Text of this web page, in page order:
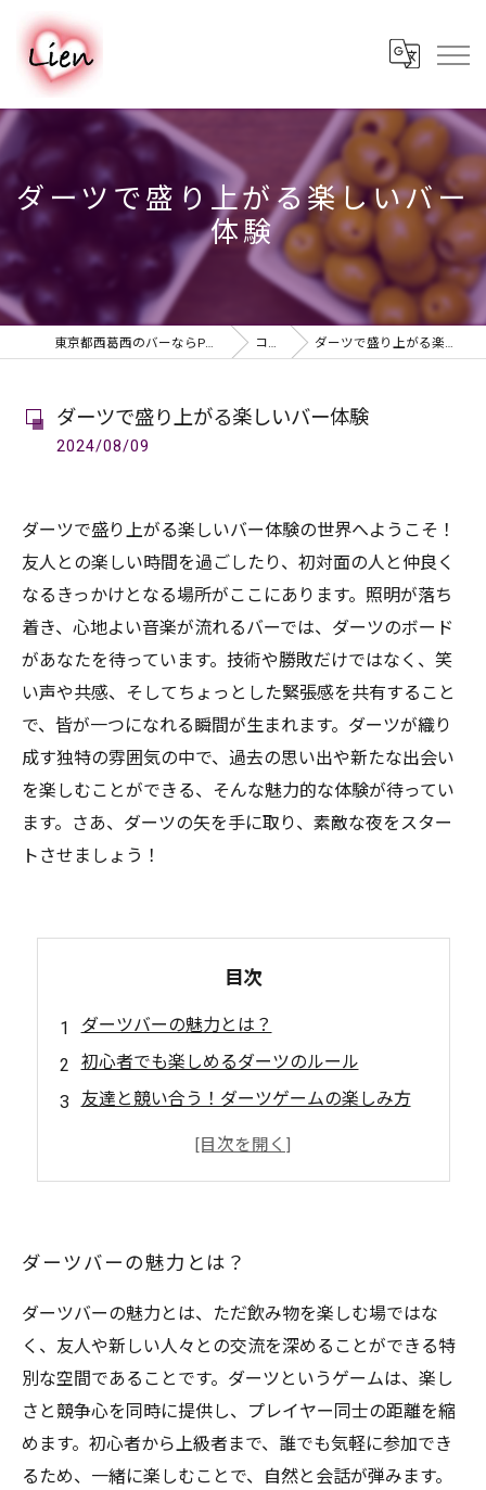
ダーツで盛り上がる楽しいバー
体験
東京都西葛西のバーならPUB & BAR Lien コラム ダーツで盛り上がる楽しいバー体験
ダーツで盛り上がる楽しいバー体験
2024/08/09
ダーツで盛り上がる楽しいバー体験の世界へようこそ！
友人との楽しい時間を過ごしたり、初対面の人と仲良く
なるきっかけとなる場所がここにあります。照明が落ち
着き、心地よい音楽が流れるバーでは、ダーツのボード
があなたを待っています。技術や勝敗だけではなく、笑
い声や共感、そしてちょっとした緊張感を共有すること
で、皆が一つになれる瞬間が生まれます。ダーツが織り
成す独特の雰囲気の中で、過去の思い出や新たな出会い
を楽しむことができる、そんな魅力的な体験が待ってい
ます。さあ、ダーツの矢を手に取り、素敵な夜をスター
トさせましょう！
目次
ダーツバーの魅力とは？
初心者でも楽しめるダーツのルール
友達と競い合う！ダーツゲームの楽しみ方
バーの雰囲気を盛り上げるドリンクメニュー
ダーツバーの魅力とは？
ダーツバーの魅力とは、ただ飲み物を楽しむ場ではな
く、友人や新しい人々との交流を深めることができる特
別な空間であることです。ダーツというゲームは、楽し
さと競争心を同時に提供し、プレイヤー同士の距離を縮
めます。初心者から上級者まで、誰でも気軽に参加でき
るため、一緒に楽しむことで、自然と会話が弾みます。